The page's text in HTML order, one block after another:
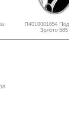
П4010001654
Золото 585